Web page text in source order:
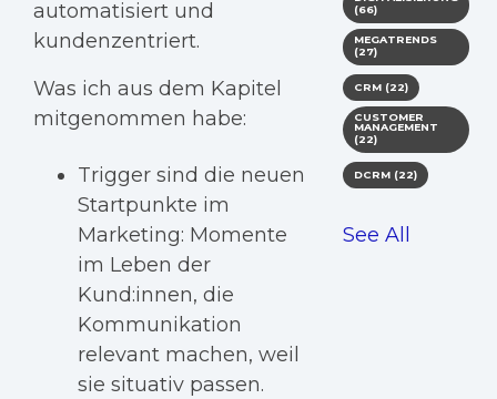
automatisiert und
kundenzentriert.
Was ich aus dem Kapitel
mitgenommen habe:
Trigger sind die neuen
Startpunkte im
Marketing: Momente
im Leben der
Kund:innen, die
Kommunikation
relevant machen, weil
sie situativ passen.
(66)
MEGATRENDS
(27)
CRM (22)
CUSTOMER
MANAGEMENT
(22)
DCRM (22)
See All